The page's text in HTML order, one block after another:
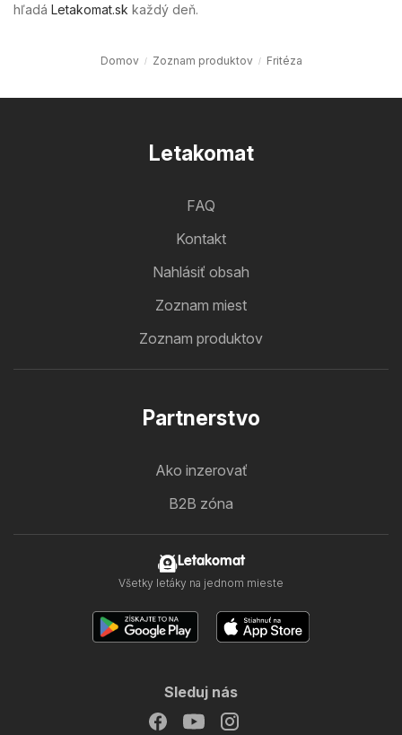
hľadá Letakomat.sk každý deň.
Domov Zoznam produktov Fritéza
Letakomat
FAQ
Kontakt
Nahlásiť obsah
Zoznam miest
Zoznam produktov
Partnerstvo
Ako inzerovať
B2B zóna
Letakomat
Všetky letáky na jednom mieste
Sleduj nás